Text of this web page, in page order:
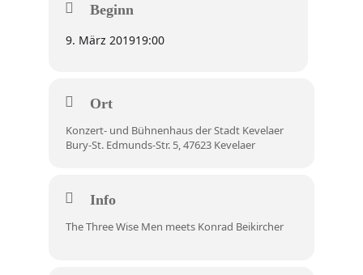
Beginn
9. März 201919:00
Ort
Konzert- und Bühnenhaus der Stadt Kevelaer
Bury-St. Edmunds-Str. 5, 47623 Kevelaer
Info
The Three Wise Men meets Konrad Beikircher